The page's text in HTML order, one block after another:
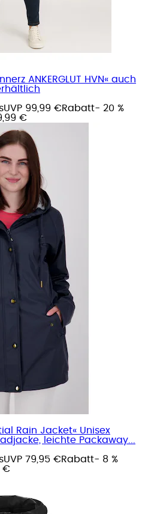
ANKERGLUT HVN« auch
UVP 99,99 €Rabatt- 20 %
€
Rain Jacket« Unisex
leichte Packaway...
UVP 79,95 €Rabatt- 8 %
€